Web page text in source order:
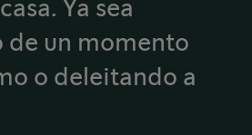
Ya sea
de un momento
o deleitando a